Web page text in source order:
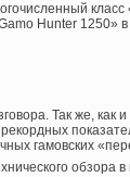
класс
Hunter 1250»
Так же, как
гамовских
обзора